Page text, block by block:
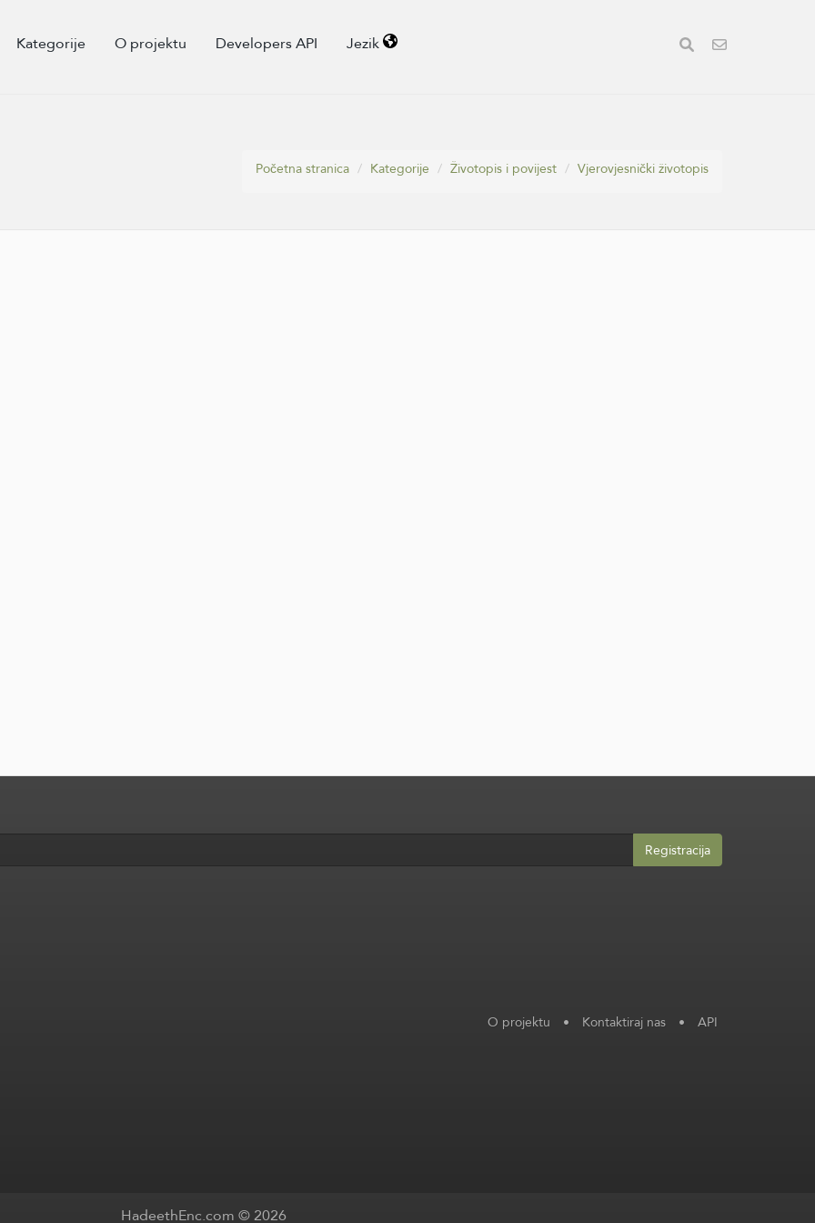
Kategorije O projektu Developers API Jezik
Početna stranica
Kategorije Životopis i povijest Vjerovjesnički životopis
Registracija
O projektu • Kontaktiraj nas • API
HadeethEnc.com © 2026